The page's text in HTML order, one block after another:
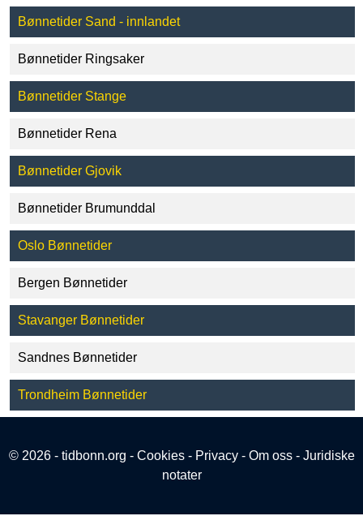
Bønnetider Sand - innlandet
Bønnetider Ringsaker
Bønnetider Stange
Bønnetider Rena
Bønnetider Gjovik
Bønnetider Brumunddal
Oslo Bønnetider
Bergen Bønnetider
Stavanger Bønnetider
Sandnes Bønnetider
Trondheim Bønnetider
© 2026 - tidbonn.org - Cookies- Privacy- Om oss- Juridiske
notater